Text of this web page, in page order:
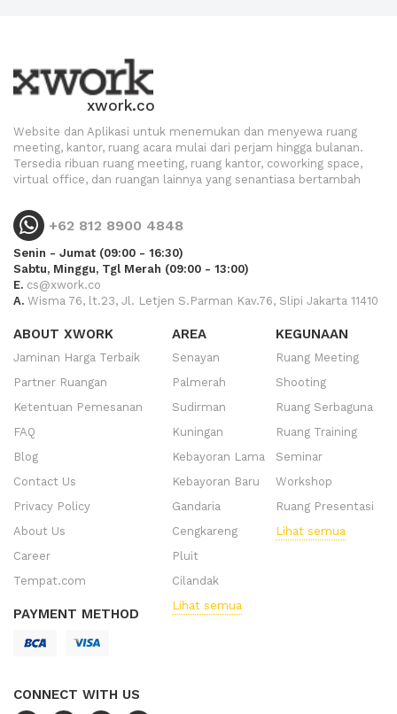
xwork.co
Website dan Aplikasi untuk menemukan dan menyewa ruang
meeting, kantor, ruang acara mulai dari perjam hingga bulanan.
Tersedia ribuan ruang meeting, ruang kantor, coworking space,
virtual office, dan ruangan lainnya yang senantiasa bertambah
+62 812 8900 4848
Senin - Jumat (09:00 - 16:30)
Sabtu, Minggu, Tgl Merah (09:00 - 13:00)
E. cs@xwork.co
A. Wisma 76, lt.23, Jl. Letjen S.Parman Kav.76, Slipi Jakarta 11410
ABOUT XWORK
Jaminan Harga Terbaik
Partner Ruangan
Ketentuan Pemesanan
FAQ
Blog
Contact Us
Privacy Policy
About Us
Career
Tempat.com
PAYMENT METHOD
CONNECT WITH US
AREA
Senayan
Palmerah
Sudirman
Kuningan
Kebayoran Lama
Kebayoran Baru
Gandaria
Cengkareng
Pluit
Cilandak
Lihat semua
KEGUNAAN
Ruang Meeting
Shooting
Ruang Serbaguna
Ruang Training
Seminar
Workshop
Ruang Presentasi
Lihat semua